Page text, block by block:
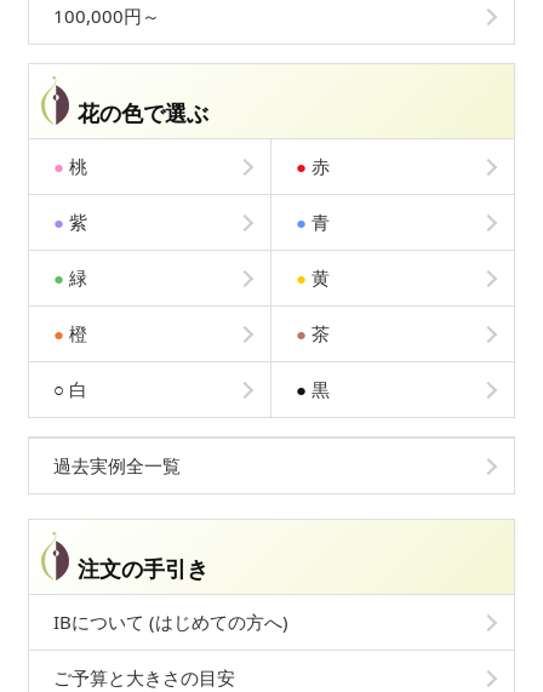
100,000円～
花の色で選ぶ
● 桃 ● 赤
● 紫 ● 青
● 緑 ● 黄
● 橙 ● 茶
○ 白 ● 黒
過去実例全一覧
注文の手引き
IBについて (はじめての方へ)
ご予算と大きさの目安